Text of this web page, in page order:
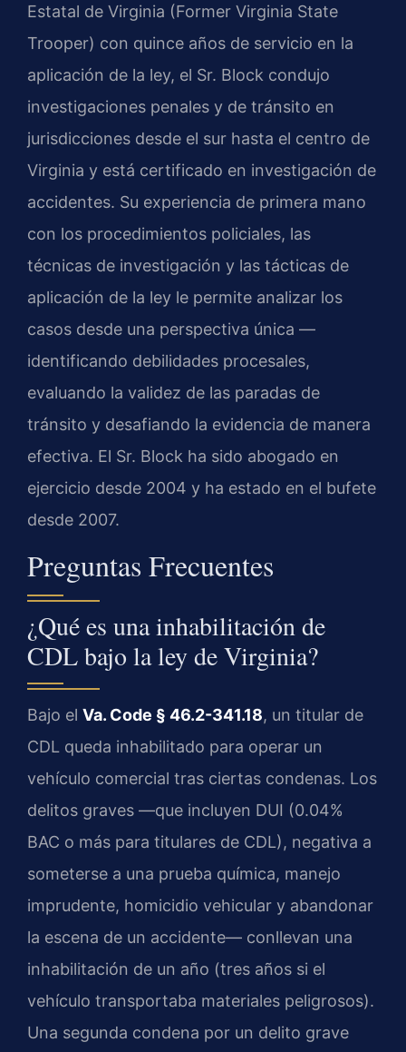
Estatal de Virginia (Former Virginia State
Trooper) con quince años de servicio en la
aplicación de la ley, el Sr. Block condujo
investigaciones penales y de tránsito en
jurisdicciones desde el sur hasta el centro de
Virginia y está certificado en investigación de
accidentes. Su experiencia de primera mano
con los procedimientos policiales, las
técnicas de investigación y las tácticas de
aplicación de la ley le permite analizar los
casos desde una perspectiva única —
identificando debilidades procesales,
evaluando la validez de las paradas de
tránsito y desafiando la evidencia de manera
efectiva. El Sr. Block ha sido abogado en
ejercicio desde 2004 y ha estado en el bufete
desde 2007.
Preguntas Frecuentes
¿Qué es una inhabilitación de
CDL bajo la ley de Virginia?
Bajo el Va. Code § 46.2-341.18, un titular de
CDL queda inhabilitado para operar un
vehículo comercial tras ciertas condenas. Los
delitos graves —que incluyen DUI (0.04%
BAC o más para titulares de CDL), negativa a
someterse a una prueba química, manejo
imprudente, homicidio vehicular y abandonar
la escena de un accidente— conllevan una
inhabilitación de un año (tres años si el
vehículo transportaba materiales peligrosos).
Una segunda condena por un delito grave